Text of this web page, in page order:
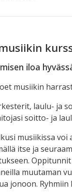
iloa
musiikin
laulu- ja
soitto- ja
musiikissa voi
itse ja
muutaman
jonoon.